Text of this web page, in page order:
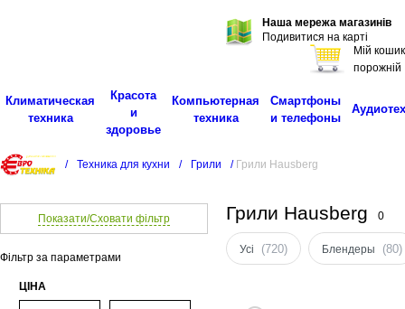
Наша мережа магазинів
Подивитися на карті
Мій кошик
порожній
Климатическая
техника
Красота
и
здоровье
Компьютерная
техника
Смартфоны
и телефоны
/ Техника для кухни / Грили / Грили Hausberg
Показати/Сховати фільтр
Фільтр за параметрами
ЦІНА
Грили Hausberg 0
Усі (720) Блендеры (80)